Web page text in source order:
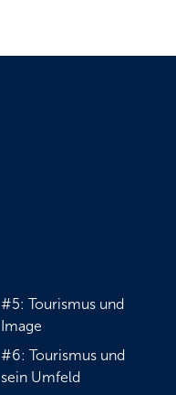
#5: Tourismus und
Image
#6: Tourismus und
sein Umfeld